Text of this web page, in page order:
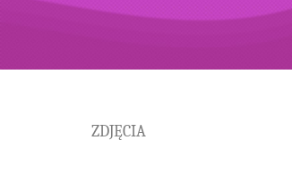
ZDJĘCIA